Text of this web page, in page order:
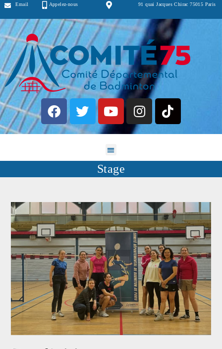
Email Appelez-nous 91 quai Jacques Chirac 75015 Paris
Stage